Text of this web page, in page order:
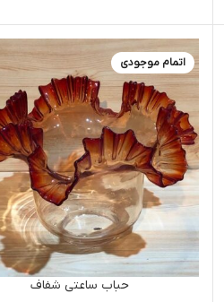
اتمام موجودی
حباب ساعتی شفاف